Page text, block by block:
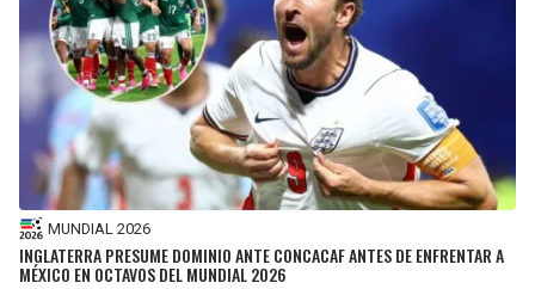
MUNDIAL 2026
INGLATERRA PRESUME DOMINIO ANTE CONCACAF ANTES DE ENFRENTAR A
MÉXICO EN OCTAVOS DEL MUNDIAL 2026